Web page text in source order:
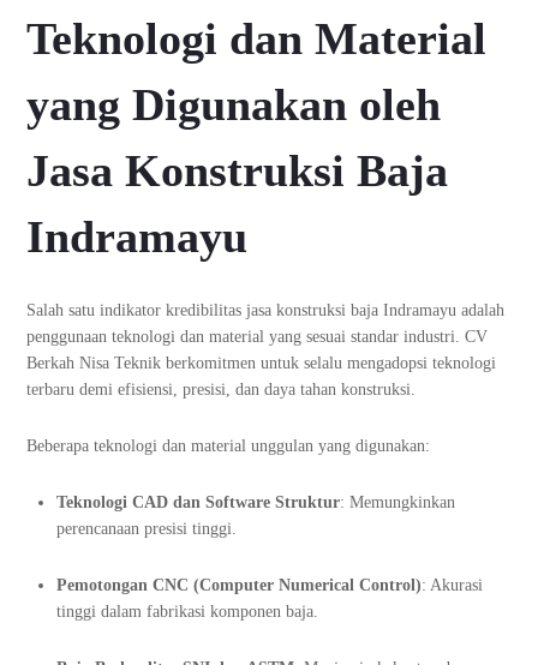
Teknologi dan Material
yang Digunakan oleh
Jasa Konstruksi Baja
Indramayu
Salah satu indikator kredibilitas jasa konstruksi baja Indramayu adalah
penggunaan teknologi dan material yang sesuai standar industri. CV
Berkah Nisa Teknik berkomitmen untuk selalu mengadopsi teknologi
terbaru demi efisiensi, presisi, dan daya tahan konstruksi.
Beberapa teknologi dan material unggulan yang digunakan:
Teknologi CAD dan Software Struktur: Memungkinkan
perencanaan presisi tinggi.
Pemotongan CNC (Computer Numerical Control): Akurasi
tinggi dalam fabrikasi komponen baja.